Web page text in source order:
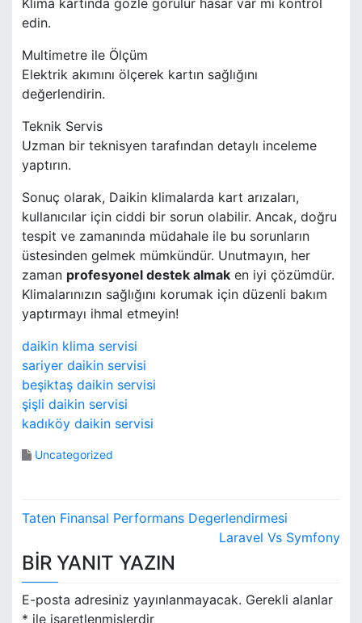
Klima kartında gözle görülür hasar var mı kontrol
edin.
Multimetre ile Ölçüm
Elektrik akımını ölçerek kartın sağlığını
değerlendirin.
Teknik Servis
Uzman bir teknisyen tarafından detaylı inceleme
yaptırın.
Sonuç olarak, Daikin klimalarda kart arızaları,
kullanıcılar için ciddi bir sorun olabilir. Ancak, doğru
tespit ve zamanında müdahale ile bu sorunların
üstesinden gelmek mümkündür. Unutmayın, her
zaman profesyonel destek almak en iyi çözümdür.
Klimalarınızın sağlığını korumak için düzenli bakım
yaptırmayı ihmal etmeyin!
daikin klima servisi
sariyer daikin servisi
beşiktaş daikin servisi
şişli daikin servisi
kadıköy daikin servisi
Uncategorized
Y
z
ı
Taten Finansal Performans Degerlendirmesi
Laravel Vs Symfony
BIR YANIT YAZIN
E-posta adresiniz yayınlanmayacak. Gerekli alanlar
* ile işaretlenmişlerdir